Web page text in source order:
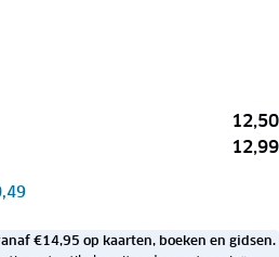
12,50
12,99
€14,95 op kaarten, boeken en gidsen.